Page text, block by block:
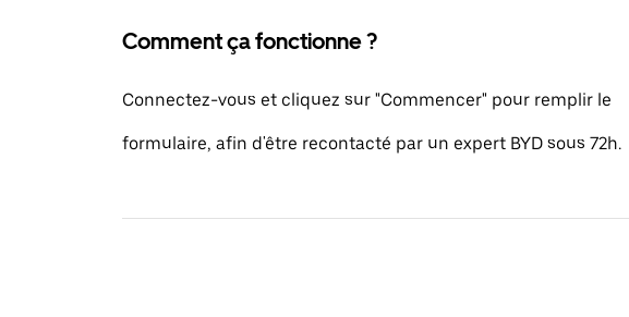
Comment ça fonctionne ?
Connectez-vous et cliquez sur "Commencer" pour remplir le
formulaire, afin d'être recontacté par un expert BYD sous 72h.